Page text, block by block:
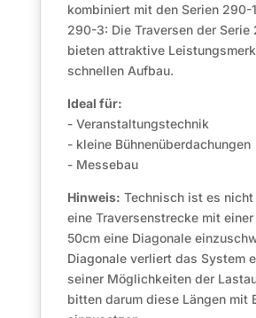
kombiniert mit den Serien 290-
290-3: Die Traversen der Serie
bieten attraktive
schnellen Aufbau.
Ideal für:
- Veranstaltungstechnik
- kleine Bühnenüberdachungen
- Messebau
Hinweis: Technisch ist es
eine Traversenstrecke mit
50cm eine Diagonale
Diagonale verliert das System
seiner Möglichkeiten der
bitten darum diese Längen mit